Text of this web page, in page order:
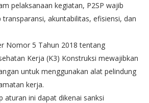
pelaksanaan kegiatan, P2SP wajib
transparansi, akuntabilitas, efisiensi, dan
Nomor 5 Tahun 2018 tentang
Kerja (K3) Konstruksi mewajibkan
untuk menggunakan alat pelindung
kerja.
aturan ini dapat dikenai sanksi